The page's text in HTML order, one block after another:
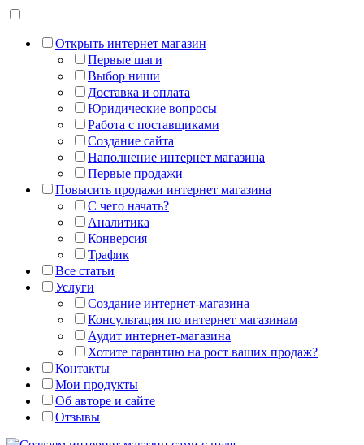
Открыть интернет магазин
Первые шаги
Выбор ниши
Доставка и оплата
Юридические вопросы
Работа с поставщиками
Создание сайта
Наполнение интернет магазина
Первые продажи
Повысить продажи интернет магазина
С чего начать?
Аналитика
Конверсия
Трафик
Все статьи
Услуги
Создание интернет-магазина
Консультация по интернет магазинам
Аудит интернет-магазина
Хотите гарантию на рост ваших продаж?
Контакты
Мои продукты
Об авторе и сайте
Отзывы